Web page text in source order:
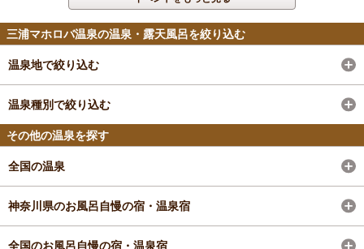
三浦マホロバ温泉の温泉・露天風呂を絞り込む
温泉地で絞り込む
温泉種別で絞り込む
その他の温泉を探す
全国の温泉
神奈川県のお風呂自慢の宿・温泉宿
全国のお風呂自慢の宿・温泉宿